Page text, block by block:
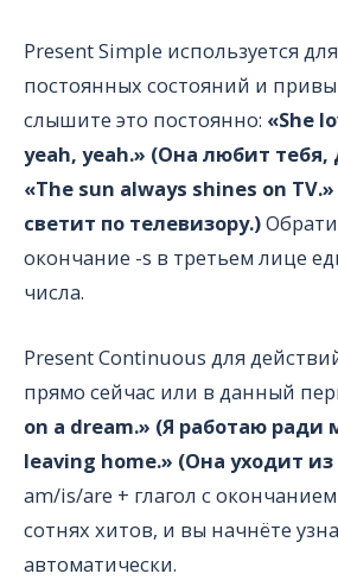
Present Simple используется
постоянных состояний и
слышите это постоянно: «She
yeah, yeah.» (Она любит тебя,
«The sun always shines on
светит по телевизору.)
окончание -s в третьем лице
числа.
Present Continuous для
прямо сейчас или в данный
on a dream.» (Я работаю ради
leaving home.» (Она уходит
am/is/are + глагол с
сотнях хитов, и вы начнёте
автоматически.